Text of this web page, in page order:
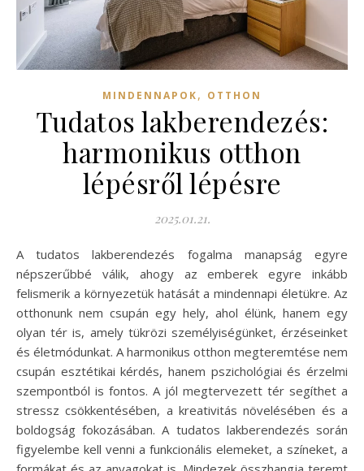
MINDENNAPOK, OTTHON
Tudatos lakberendezés:
harmonikus otthon
lépésről lépésre
2025.01.21.
A tudatos lakberendezés fogalma manapság egyre
népszerűbbé válik, ahogy az emberek egyre inkább
felismerik a környezetük hatását a mindennapi életükre. Az
otthonunk nem csupán egy hely, ahol élünk, hanem egy
olyan tér is, amely tükrözi személyiségünket, érzéseinket
és életmódunkat. A harmonikus otthon megteremtése nem
csupán esztétikai kérdés, hanem pszichológiai és érzelmi
szempontból is fontos. A jól megtervezett tér segíthet a
stressz csökkentésében, a kreativitás növelésében és a
boldogság fokozásában. A tudatos lakberendezés során
figyelembe kell venni a funkcionális elemeket, a színeket, a